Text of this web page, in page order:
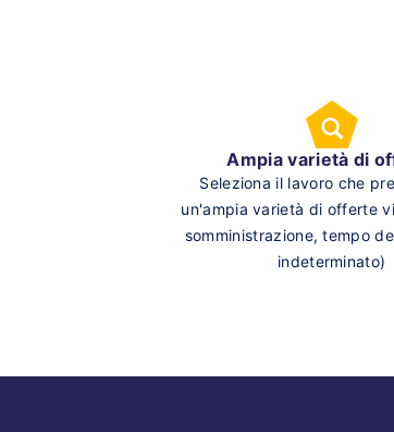
Ampia varietà di
Seleziona il lavoro che
un'ampia varietà di offerte
somministrazione, tempo
indeterminato)